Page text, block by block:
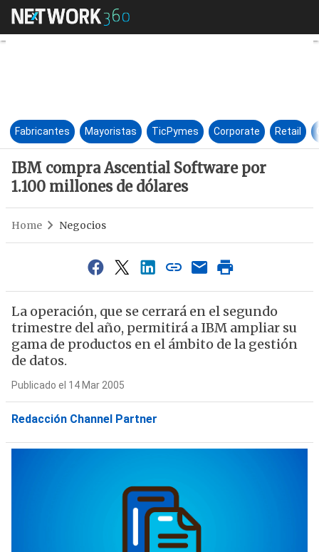
IBM compra Ascential
Fabricantes Mayoristas TicPymes Corporate Retail
IBM compra Ascential Software por
1.100 millones de dólares
Home Negocios
La operación, que se cerrará en el segundo
trimestre del año, permitirá a IBM ampliar su
gama de productos en el ámbito de la gestión
de datos.
Publicado el 14 Mar 2005
Redacción Channel Partner